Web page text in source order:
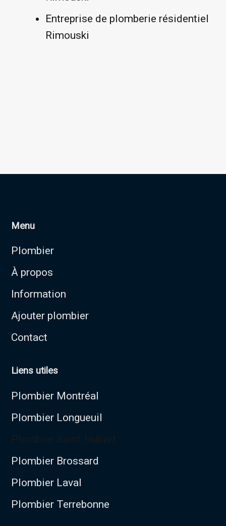
Entreprise de plomberie résidentiel
Rimouski
Menu
Plombier
À propos
Information
Ajouter plombier
Contact
Liens utiles
Plombier Montréal
Plombier Longueuil
Plombier Saint-Hubert
Plombier Brossard
Plombier Laval
Plombier Terrebonne